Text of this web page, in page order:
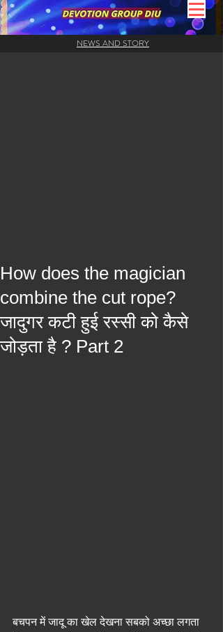
NEWS AND STORY
How does the magician
combine the cut rope?
जादुगर कटी हुई रस्सी को कैसे
जोड़ता है ? Part 2
बचपन में जादू का खेल देखना सबको अच्छा लगता